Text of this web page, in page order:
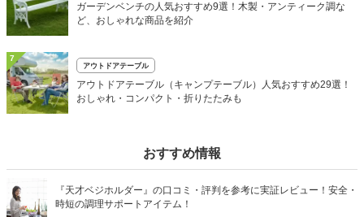
ガーデンベンチの人気おすすめ9選！木製・アンティーク調な
ど、おしゃれな商品を紹介
7
アウトドアテーブル
アウトドアテーブル（キャンプテーブル）人気おすすめ29選！
おしゃれ・コンパクト・折りたたみも
おすすめ情報
『天才ベジホルダー』の口コミ・評判を参考に実証レビュー！安全・
時短の調理サポートアイテム！